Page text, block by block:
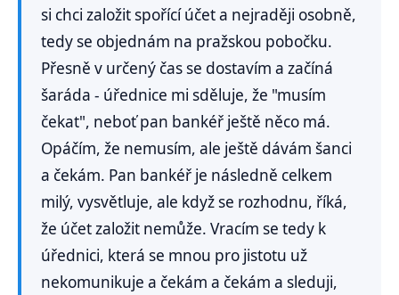
si chci založit spořící účet a nejraději osobně,
tedy se objednám na pražskou pobočku.
Přesně v určený čas se dostavím a začíná
šaráda - úřednice mi sděluje, že "musím
čekat", neboť pan bankéř ještě něco má.
Opáčím, že nemusím, ale ještě dávám šanci
a čekám. Pan bankéř je následně celkem
milý, vysvětluje, ale když se rozhodnu, říká,
že účet založit nemůže. Vracím se tedy k
úřednici, která se mnou pro jistotu už
nekomunikuje a čekám a čekám a sleduji,